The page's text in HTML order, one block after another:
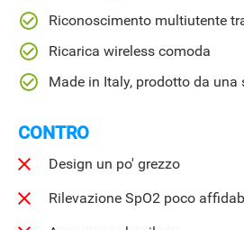
Riconoscimento multiutente
Ricarica wireless comoda
Made in Italy, prodotto da una
CONTRO
Design un po' grezzo
Rilevazione SpO2 poco